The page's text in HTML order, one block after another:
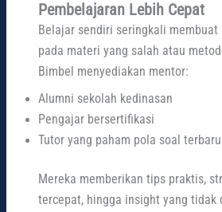
Pembelajaran Lebih Cepat
Belajar sendiri seringkali
pada materi yang salah atau
Bimbel menyediakan mentor:
Alumni sekolah kedinasan
Pengajar bersertifikasi
Tutor yang paham pola soal terbaru
Mereka memberikan tips praktis,
tercepat, hingga insight yang tidak